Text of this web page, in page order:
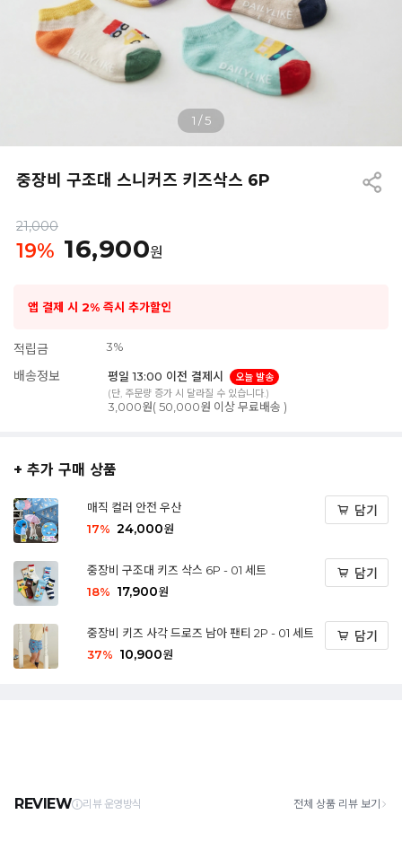
1 /5
중장비 구조대 스니커즈 키즈삭스 6P
21,000
19% 16,900원
앱 결제 시 2% 즉시 추가할인
적립금 3%
배송정보 평일 13:00 이전 결제시
오늘 발송
(단, 주문량 증가 시 달라질 수 있습니다.)
3,000원( 50,000원 이상 무료배송 )
+ 추가 구매 상품
매직 컬러 안전 우산
17% 24,000원
담기
중장비 구조대 키즈 삭스 6P - 01 세트
18% 17,900원
담기
중장비 키즈 사각 드로즈 남아 팬티 2P - 01 세트
37% 10,900원
담기